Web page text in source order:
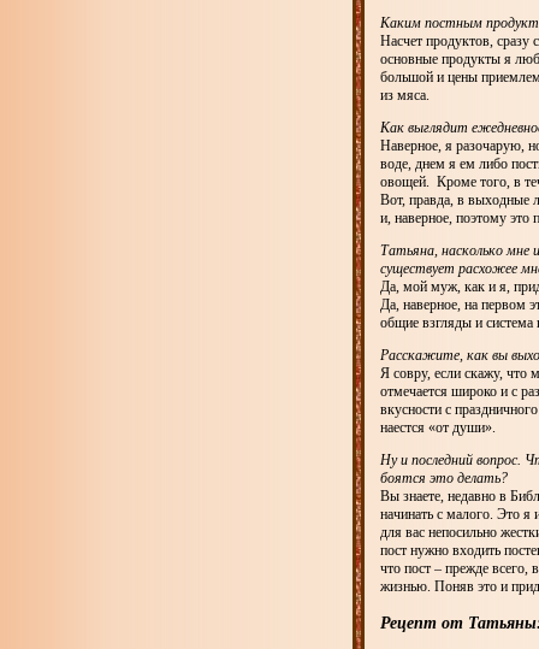
Каким постным
Насчет продуктов,
основные продукты я
большой и цены
из мяса.
Как выглядит
Наверное, я разочарую,
воде, днем я ем либо
овощей. Кроме того, в
Вот, правда, в
и, наверное, поэтому это
Татьяна, насколько мне
существует расхожее
Да, мой муж, как и я,
Да, наверное, на первом
общие взгляды и система
Расскажите, как вы
Я совру, если скажу, что
отмечается широко и с
вкусности с
наестся «от души».
Ну и последний вопрос.
боятся это делать?
Вы знаете, недавно в
начинать с малого. Это я
для вас непосильно
пост нужно входить
что пост – прежде всего,
жизнью. Поняв это и
Рецепт от